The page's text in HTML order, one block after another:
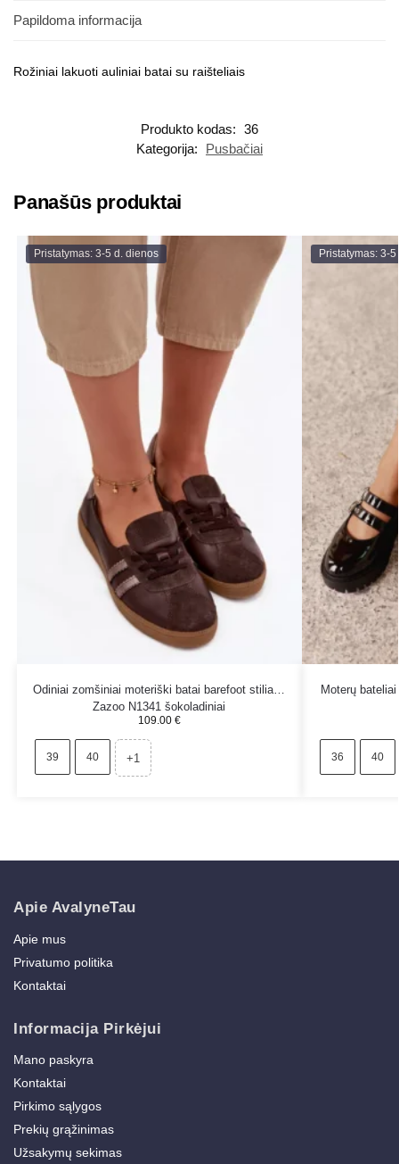
Papildoma informacija
Rožiniai lakuoti auliniai batai su raišteliais
Produkto kodas: 36
Kategorija:
Pusbačiai
Panašūs produktai
Pristatymas: 3-5 d. dienos
Odiniai zomšiniai moteriški batai barefoot stiliaus
Zazoo N1341 šokoladiniai
109.00 €
39 40 +1
Pristatymas: 3-
Moterų
36 40
Apie AvalyneTau
Apie mus
Privatumo politika
Kontaktai
Informacija Pirkėjui
Mano paskyra
Kontaktai
Pirkimo sąlygos
Prekių grąžinimas
Užsakymų sekimas